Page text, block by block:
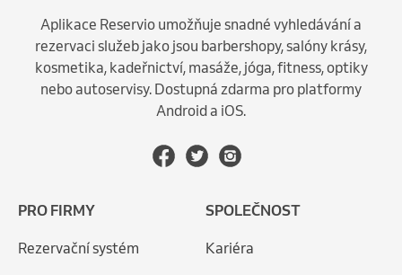
Aplikace Reservio umožňuje snadné vyhledávání a
rezervaci služeb jako jsou barbershopy, salóny krásy,
kosmetika, kadeřnictví, masáže, jóga, fitness, optiky
nebo autoservisy. Dostupná zdarma pro platformy
Android a iOS.
PRO FIRMY
Rezervační systém
SPOLEČNOST
Kariéra